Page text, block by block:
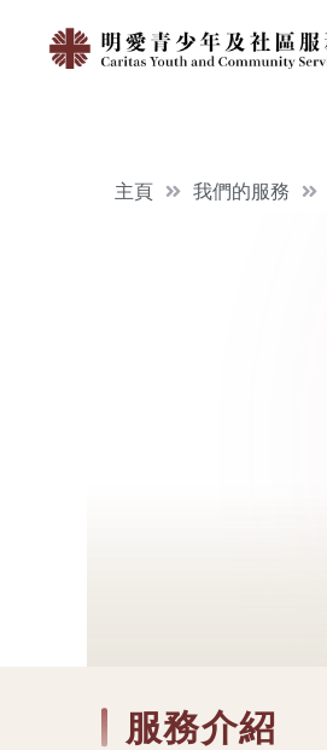
主頁 我們的服務
服務介紹